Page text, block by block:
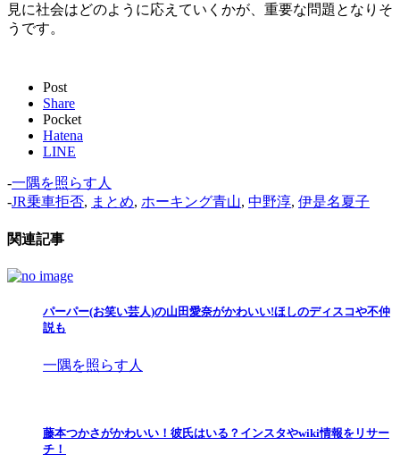
見に社会はどのように応えていくかが、重要な問題となりそ
うです。
Post
Share
Pocket
Hatena
LINE
-一隅を照らす人
-JR乗車拒否, まとめ, ホーキング青山, 中野淳, 伊是名夏子
関連記事
パーパー(お笑い芸人)の山田愛奈がかわいい!ほしのディスコや不仲
説も
一隅を照らす人
藤本つかさがかわいい！彼氏はいる？インスタやwiki情報をリサー
チ！